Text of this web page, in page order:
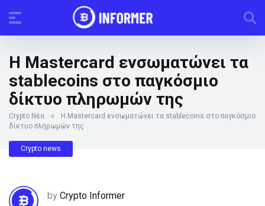
Η Mastercard ενσωματώνει τα
stablecoins στο παγκόσμιο
δίκτυο πληρωμών της
Crypto Νέα »
Η Mastercard ενσωματώνει τα stablecoins στο παγκόσμιο
δίκτυο πληρωμών της
Crypto news
by Crypto Informer